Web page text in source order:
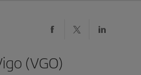
(VGO)